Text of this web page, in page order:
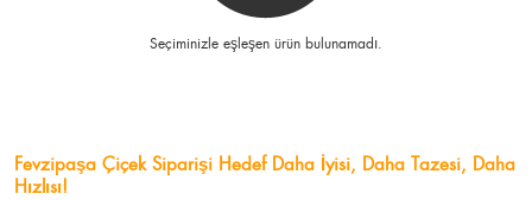
Seçiminizle eşleşen ürün bulunamadı.
Fevzipaşa Çiçek Siparişi Hedef Daha İyisi, Daha Tazesi, Daha
Hızlısı!